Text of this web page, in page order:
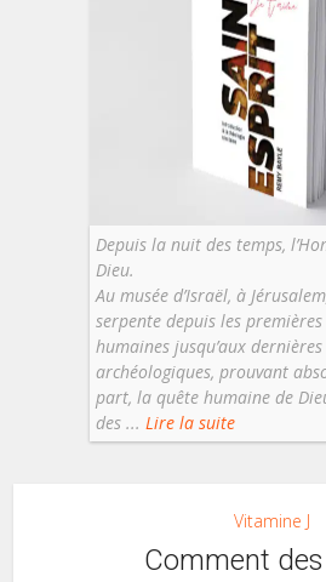
Depuis la nuit des temps,
Dieu.
Au musée d’Israël, à
serpente depuis les
humaines jusqu’aux
archéologiques, prouvant
part, la quête humaine de
des ... Lire la suite
Vitamine J
Comment